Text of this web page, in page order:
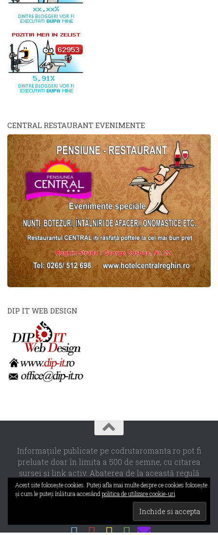
CENTRAL RESTAURANT EVENIMENTE
DIP IT WEB DESIGN
Informaţiile publicate pe codrutaromanta.ro pot fi
preluate doar în limita a 500 de semne, cu citarea
sursei şi link activ. Abaterea de la această regulă
constituie o încălcare a Legii 8/1996 privind dreptul de
autor.
- Designed with theHueman theme
Acest site foloseşte cookies. Puteţi afla mai multe despre ce cookies foloseşte
şi cum le puteţi înlătura accesând politica de utilizare cookie-uri